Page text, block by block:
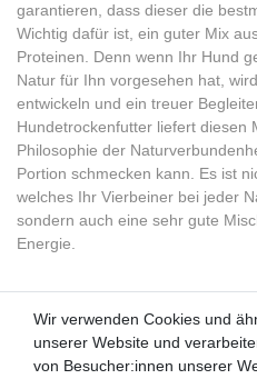
garantieren, dass dieser die
Wichtig dafür ist, ein guter Mix
Proteinen. Denn wenn Ihr Hund
Natur für Ihn vorgesehen hat,
entwickeln und ein treuer
Hundetrockenfutter liefert diesen
Philosophie der
Portion schmecken kann. Es ist
welches Ihr Vierbeiner bei jeder
sondern auch eine sehr gute
Energie.
Kunden-Anfragen:
Wir verwenden Cookies und
unserer Website und
von Besucher:innen unserer
Wir verwenden Cookies und
unserer Website und
von Besucher:innen unserer